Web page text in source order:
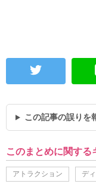
この記事の誤りを
このまとめに関する
アトラクション デ